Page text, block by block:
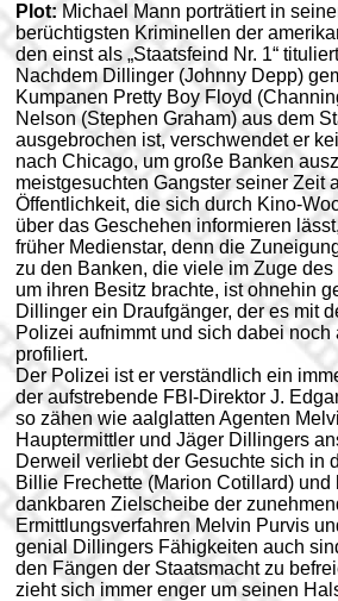
Plot:Michael Mann porträtiert in
berüchtigsten Kriminellen der
den einst als „Staatsfeind Nr. 1“
Nachdem Dillinger (Johnny Depp)
Kumpanen Pretty Boy Floyd
Nelson (Stephen Graham) aus dem
ausgebrochen ist, verschwendet er
nach Chicago, um große Banken
meistgesuchten Gangster seiner Zeit
Öffentlichkeit, die sich durch Kino-
über das Geschehen informieren
früher Medienstar, denn die
zu den Banken, die viele im Zuge
um ihren Besitz brachte, ist ohnehin
Dillinger ein Draufgänger, der es mit
Polizei aufnimmt und sich dabei
profiliert.
Der Polizei ist er verständlich ein
der aufstrebende FBI-Direktor J.
so zähen wie aalglatten Agenten
Hauptermittler und Jäger Dillingers
Derweil verliebt der Gesuchte sich in
Billie Frechette (Marion Cotillard)
dankbaren Zielscheibe der
Ermittlungsverfahren Melvin Purvis
genial Dillingers Fähigkeiten auch
den Fängen der Staatsmacht zu
zieht sich immer enger um seinen